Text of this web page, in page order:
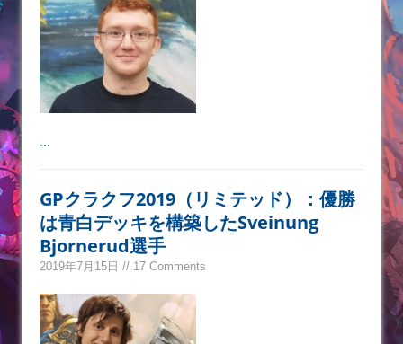
GPクラクフ2019（リミテッド）：優勝
は青白デッキを構築したSveinung
Bjornerud選手
2019年7月15日 // 17 Comments